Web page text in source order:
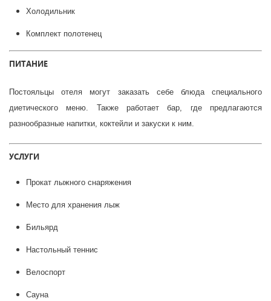
Холодильник
Комплект полотенец
ПИТАНИЕ
Постояльцы отеля могут заказать себе блюда специального
диетического меню. Также работает бар, где предлагаются
разнообразные напитки, коктейли и закуски к ним.
УСЛУГИ
Прокат лыжного снаряжения
Место для хранения лыж
Бильярд
Настольный теннис
Велоспорт
Сауна